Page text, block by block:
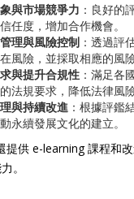
與市場競爭力 ：良好的
任度，增加合作機會。
理與風險控制 ：透過評
風險，並採取相應的風
與提升合規性 ：滿足各
法規要求，降低法律風險
與持續改進 ：根據評鑑
永續發展文化的建立。
提供 e-learning 課程和
。